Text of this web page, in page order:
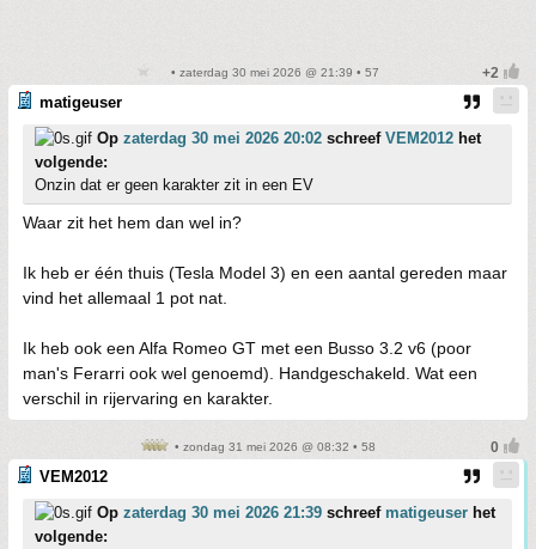
• zaterdag 30 mei 2026 @ 21:39 • 57
matigeuser
Op zaterdag 30 mei 2026 20:02 schreef VEM2012 het
volgende:
Onzin dat er geen karakter zit in een EV
Waar zit het hem dan wel in?
Ik heb er één thuis (Tesla Model 3) en een aantal gereden maar
vind het allemaal 1 pot nat.
Ik heb ook een Alfa Romeo GT met een Busso 3.2 v6 (poor
man's Ferarri ook wel genoemd). Handgeschakeld. Wat een
verschil in rijervaring en karakter.
• zondag 31 mei 2026 @ 08:32 • 58
VEM2012
Op zaterdag 30 mei 2026 21:39 schreef matigeuser het
volgende: